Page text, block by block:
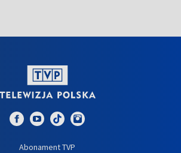
Abonament TVP